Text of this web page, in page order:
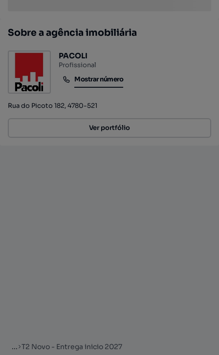
Sobre a agência imobiliária
PACOLI
Profissional
Mostrar número
Mostrar número
Rua do Picoto 182, 4780-521
Ver portfólio
... T2 Novo - Entrega inicio 2027